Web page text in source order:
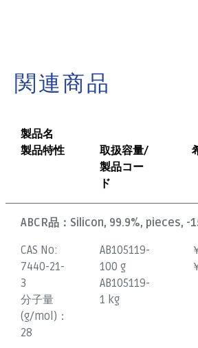
関連商品
製品名
製品特性
取扱容量/
製品コー
ド
ABCR品： Silicon, 99.9%, pieces, -
CAS No:
7440-21-
3
分子量
(g/mol)：
28
AB105119-
100 g
AB105119-
1 kg